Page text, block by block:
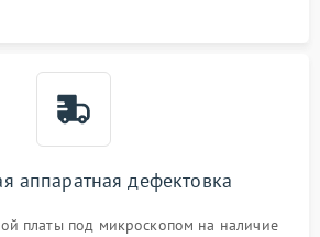
аппаратная дефектовка
платы под микроскопом на наличие